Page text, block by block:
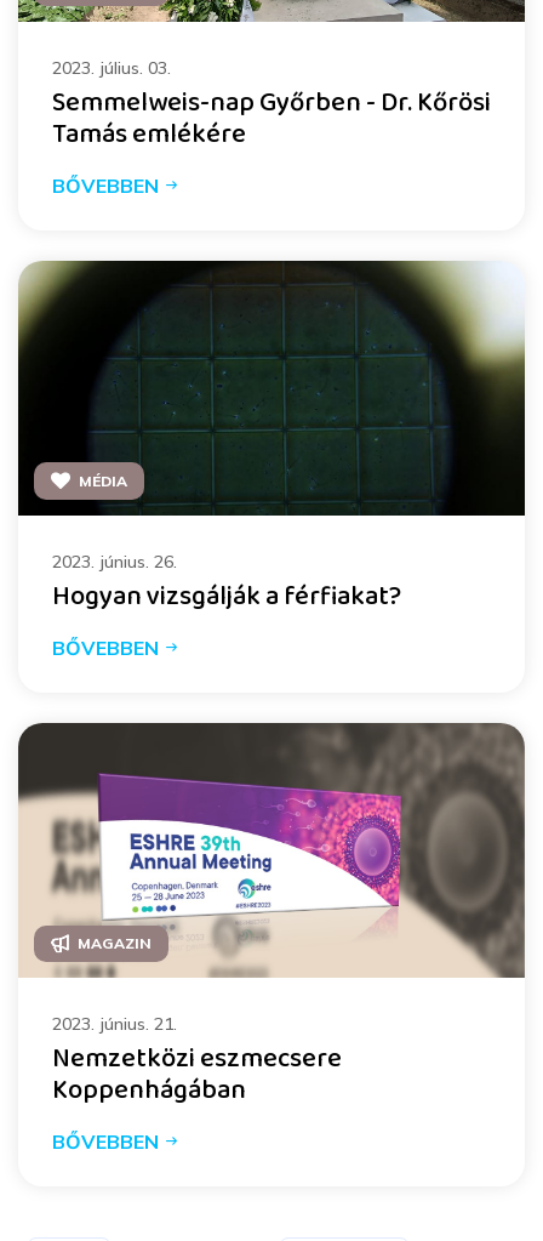
2023. július. 03.
Semmelweis-nap Győrben - Dr. Kőrösi
Tamás emlékére
BŐVEBBEN
MÉDIA
2023. június. 26.
Hogyan vizsgálják a férfiakat?
BŐVEBBEN
MAGAZIN
2023. június. 21.
Nemzetközi eszmecsere
Koppenhágában
BŐVEBBEN